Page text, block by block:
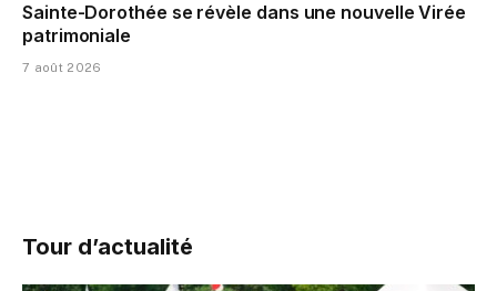
Sainte-Dorothée se révèle dans une nouvelle Virée
patrimoniale
7 août 2026
Tour d’actualité